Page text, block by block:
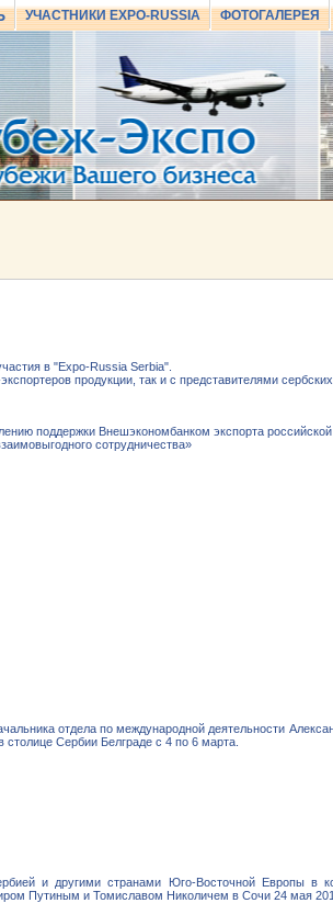
УЧАСТНИКИ EXPO-RUSSIA ФОТОГАЛЕРЕЯ
в "Expo-Russia Serbia".
продукции, так и с представителями
поддержки Внешэкономбанком экспорта российской
сотрудничества»
отдела по международной деятельности
Сербии Белграде с 4 по 6 марта.
и другими странами Юго-Восточной Европы в
Путиным и Томиславом Николичем в Сочи 24 мая